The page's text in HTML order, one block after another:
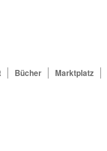
Bücher Marktplatz